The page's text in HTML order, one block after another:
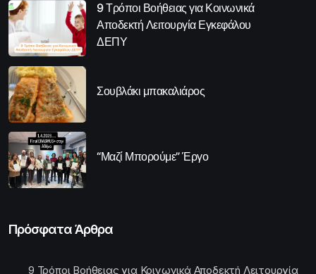
9 Τρόποι Βοήθειας για Κοινωνικά
Αποδεκτή Λειτουργία Εγκεφάλου
ΔΕΠΥ
Σουβλάκι μπακαλιάρος
“Μαζί Μπορούμε” Έργο
Πρόσφατα Άρθρα
9 Τρόποι Βοήθειας για Κοινωνικά Αποδεκτή Λειτουργία